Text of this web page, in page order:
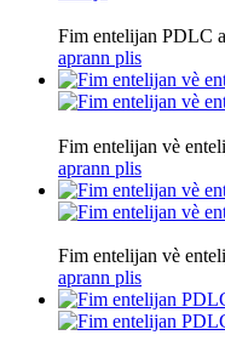
Fim entelijan PDLC
aprann plis
Fim entelijan vè
aprann plis
Fim entelijan vè
aprann plis